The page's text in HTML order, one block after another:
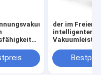
der im Freien
intelligenter